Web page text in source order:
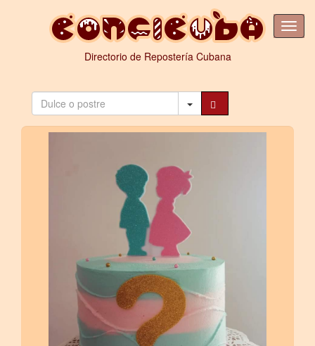
Directorio de Repostería Cubana